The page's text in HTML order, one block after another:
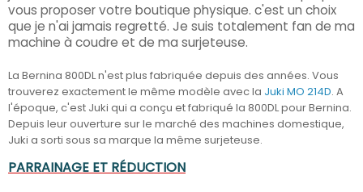
vous proposer votre boutique physique. c'est un choix
que je n'ai jamais regretté. Je suis totalement fan de ma
machine à coudre et de ma surjeteuse.
La Bernina 800DL n'est plus fabriquée depuis des années. Vous
trouverez exactement le même modèle avec la Juki MO 214D. A
l'époque, c'est Juki qui a conçu et fabriqué la 800DL pour Bernina.
Depuis leur ouverture sur le marché des machines domestique,
Juki a sorti sous sa marque la même surjeteuse.
PARRAINAGE ET RÉDUCTION